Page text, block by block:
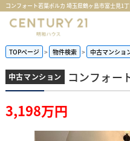
TOPページ 物件検索 中古マンショ
中古マンション コンフォー
3,198万円